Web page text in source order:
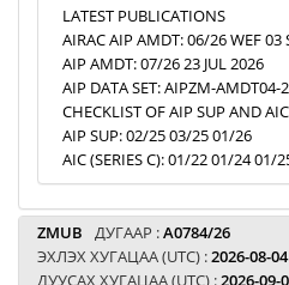
LATEST PUBLICATIONS
AIRAC AIP AMDT: 06/26 WEF 03
AIP AMDT: 07/26 23 JUL 2026
AIP DATA SET: AIPZM-AMDT04-
CHECKLIST OF AIP SUP AND AIC
AIP SUP: 02/25 03/25 01/26
AIC (SERIES C): 01/22 01/24 01/
ZMUB ДУГААР :A0784/26
ЭХЛЭХ ХУГАЦАА (UTC) :2026-08-
ДУУСАХ ХУГАЦАА (UTC) :2026-09-